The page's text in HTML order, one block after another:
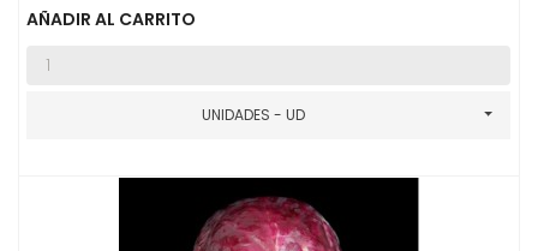
AÑADIR AL CARRITO
UNIDADES - UD